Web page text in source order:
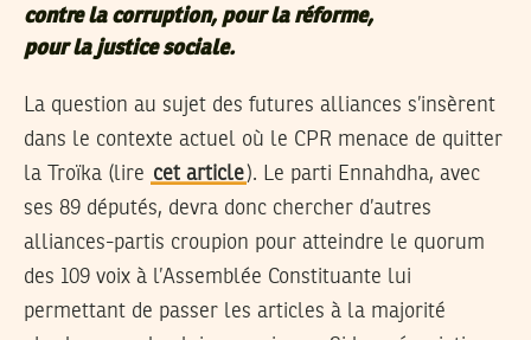
contre la corruption, pour la réforme,
pour la justice sociale.
La question au sujet des futures alliances s’insèrent
dans le contexte actuel où le CPR menace de quitter
la Troïka (lire cet article). Le parti Ennahdha, avec
ses 89 députés, devra donc chercher d’autres
alliances-partis croupion pour atteindre le quorum
des 109 voix à l’Assemblée Constituante lui
permettant de passer les articles à la majorité